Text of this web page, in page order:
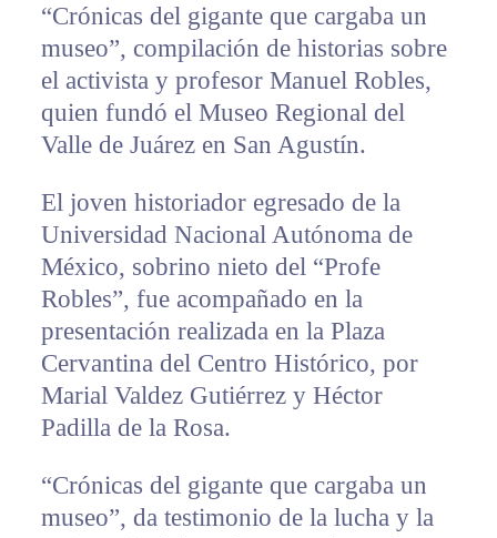
“Crónicas del gigante que cargaba un
museo”, compilación de historias sobre
el activista y profesor Manuel Robles,
quien fundó el Museo Regional del
Valle de Juárez en San Agustín.
El joven historiador egresado de la
Universidad Nacional Autónoma de
México, sobrino nieto del “Profe
Robles”, fue acompañado en la
presentación realizada en la Plaza
Cervantina del Centro Histórico, por
Marial Valdez Gutiérrez y Héctor
Padilla de la Rosa.
“Crónicas del gigante que cargaba un
museo”, da testimonio de la lucha y la